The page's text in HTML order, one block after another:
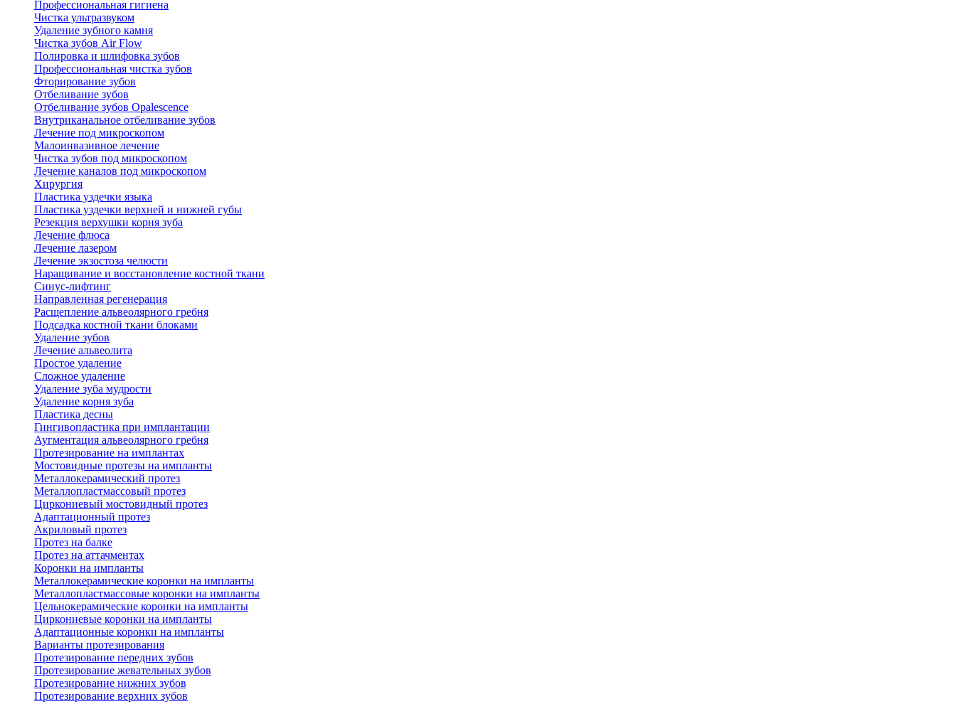
Профессиональная гигиена
Чистка ультразвуком
Удаление зубного камня
Чистка зубов Air Flow
Полировка и шлифовка зубов
Профессиональная чистка зубов
Фторирование зубов
Отбеливание зубов
Отбеливание зубов Opalescence
Внутриканальное отбеливание зубов
Лечение под микроскопом
Малоинвазивное лечение
Чистка зубов под микроскопом
Лечение каналов под микроскопом
Хирургия
Пластика уздечки языка
Пластика уздечки верхней и нижней губы
Резекция верхушки корня зуба
Лечение флюса
Лечение лазером
Лечение экзостоза челюсти
Наращивание и восстановление костной ткани
Синус-лифтинг
Направленная регенерация
Расщепление альвеолярного гребня
Подсадка костной ткани блоками
Удаление зубов
Лечение альвеолита
Простое удаление
Сложное удаление
Удаление зуба мудрости
Удаление корня зуба
Пластика десны
Гингивопластика при имплантации
Аугментация альвеолярного гребня
Протезирование на имплантах
Мостовидные протезы на импланты
Металлокерамический протез
Металлопластмассовый протез
Циркониевый мостовидный протез
Адаптационный протез
Акриловый протез
Протез на балке
Протез на аттачментах
Коронки на импланты
Металлокерамические коронки на импланты
Металлопластмассовые коронки на импланты
Цельнокерамические коронки на импланты
Циркониевые коронки на импланты
Адаптационные коронки на импланты
Варианты протезирования
Протезирование передних зубов
Протезирование жевательных зубов
Протезирование нижних зубов
Протезирование верхних зубов